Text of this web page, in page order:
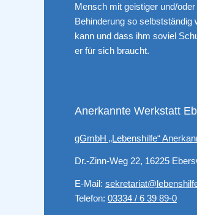
Mensch mit geistiger und/
Behinderung so selbstständig
kann und dass ihm soviel
er für sich braucht.
Anerkannte Werkstatt
gGmbH „Lebenshilfe“
Dr.-Zinn-Weg 22, 16225
E-Mail:
Telefon: 03334 / 6 39 89-0